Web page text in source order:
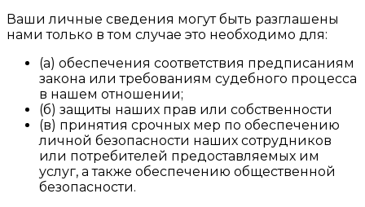
Ваши личные сведения могут быть разглашены
нами только в том случае это необходимо для:
(а) обеспечения соответствия предписаниям
закона или требованиям судебного процесса
в нашем отношении;
(б) защиты наших прав или собственности
(в) принятия срочных мер по обеспечению
личной безопасности наших сотрудников
или потребителей предоставляемых им
услуг, а также обеспечению общественной
безопасности.